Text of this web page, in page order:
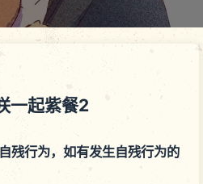
一起紫餐2
残行为，如有发生自残行为的